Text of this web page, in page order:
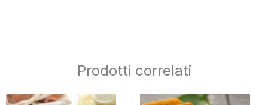
Prodotti correlati